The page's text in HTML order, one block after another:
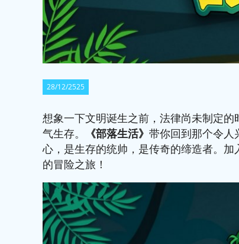
28/12/2525
想象一下文明诞生之前，法律尚未制定
气生存。
《部落生活》 带你回到那个令人
心，是生存的统帅，是传奇的缔造者。
的冒险之旅！